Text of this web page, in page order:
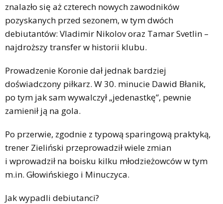
znalazło się aż czterech nowych zawodników
pozyskanych przed sezonem, w tym dwóch
debiutantów: Vladimir Nikolov oraz Tamar Svetlin –
najdroższy transfer w historii klubu.
Prowadzenie Koronie dał jednak bardziej
doświadczony piłkarz. W 30. minucie Dawid Błanik,
po tym jak sam wywalczył „jedenastkę”, pewnie
zamienił ją na gola.
Po przerwie, zgodnie z typową sparingową praktyką,
trener Zieliński przeprowadził wiele zmian
i wprowadził na boisku kilku młodzieżowców w tym
m.in. Głowińskiego i Minuczyca.
Jak wypadli debiutanci?